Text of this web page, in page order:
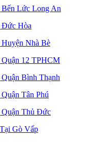
Lức Long An
Đức Hòa
Nhà Bè
12 TPHCM
Bình Thạnh
Tân Phú
Quận Thủ Đức
Gò Vấp